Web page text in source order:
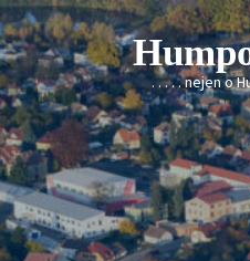
Skip
to
content
. . . . . nejen o